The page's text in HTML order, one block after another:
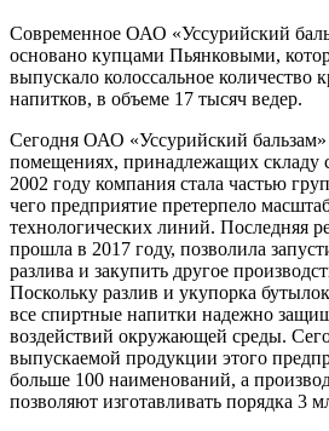
Современное ОАО «Уссурийский
основано купцами Пьянковыми,
выпускало колоссальное количество
напитков, в объеме 17 тысяч ведер.
Сегодня ОАО «Уссурийский бальзам»
помещениях, принадлежащих складу
2002 году компания стала частью
чего предприятие претерпело
технологических линий. Последняя
прошла в 2017 году, позволила
разлива и закупить другое
Поскольку разлив и укупорка
все спиртные напитки надежно
воздействий окружающей среды.
выпускаемой продукции этого
больше 100 наименований, а
позволяют изготавливать порядка 3